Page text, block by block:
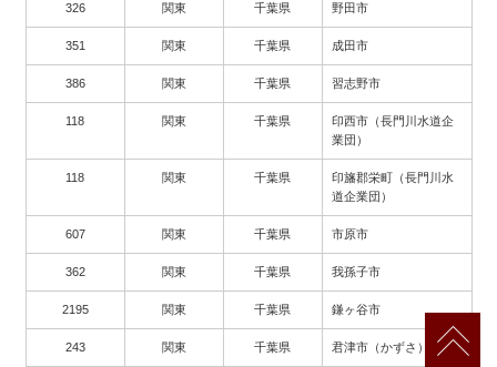
326 関東 千葉県 野田市
351 関東 千葉県 成田市
386 関東 千葉県 習志野市
118 関東 千葉県
印西市（長門川水道企
業団）
118 関東 千葉県
印旛郡栄町（長門川水
道企業団）
607 関東 千葉県 市原市
362 関東 千葉県 我孫子市
2195 関東 千葉県 鎌ヶ谷市
243 関東 千葉県 君津市（かずさ）